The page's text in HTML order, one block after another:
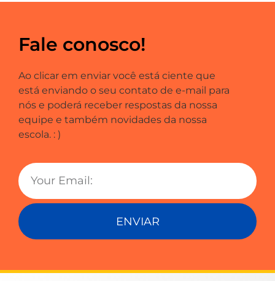
Fale conosco!
Ao clicar em enviar você está ciente que
está enviando o seu contato de e-mail para
nós e poderá receber respostas da nossa
equipe e também novidades da nossa
escola. : )
ENVIAR